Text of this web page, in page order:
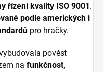
řízení kvality ISO 9001 .
podle amerických i
pro hračky.
pověst
na funkčnost,